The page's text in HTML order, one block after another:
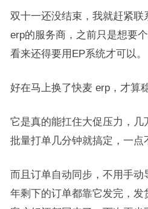
双十一还没结束，我就赶紧联
erp的服务商，之前只是想要
看来还得要用EP系统才可以。
好在马上换了快麦 erp，才算
它是真的能扛住大促压力，几
批量打单几分钟就搞定，一点
而且订单自动同步，不用手动
年剩下的订单都靠它发完，发